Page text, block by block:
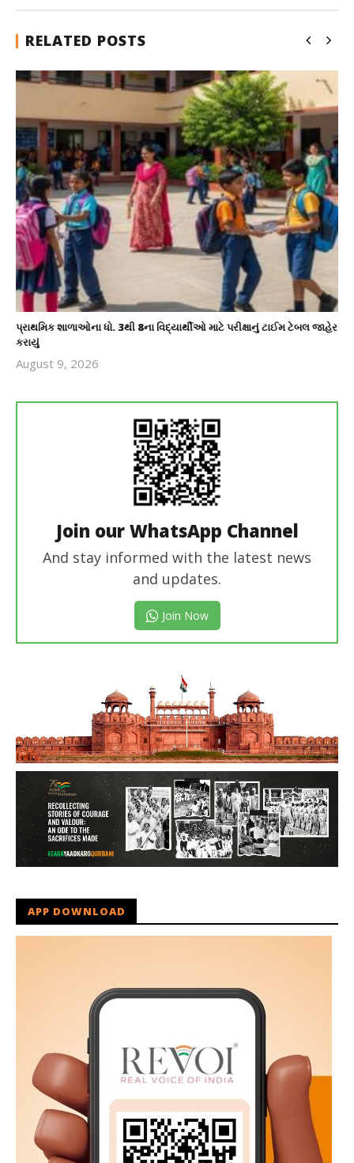
RELATED POSTS
પ્રાથમિક શાળાઓના ધો. 3થી 8ના વિદ્યાર્થીઓ માટે પરીક્ષાનું ટાઈમ ટેબલ જાહેર
કરાયું
August 9, 2026
Join our WhatsApp Channel
And stay informed with the latest news
and updates.
Join Now
APP DOWNLOAD